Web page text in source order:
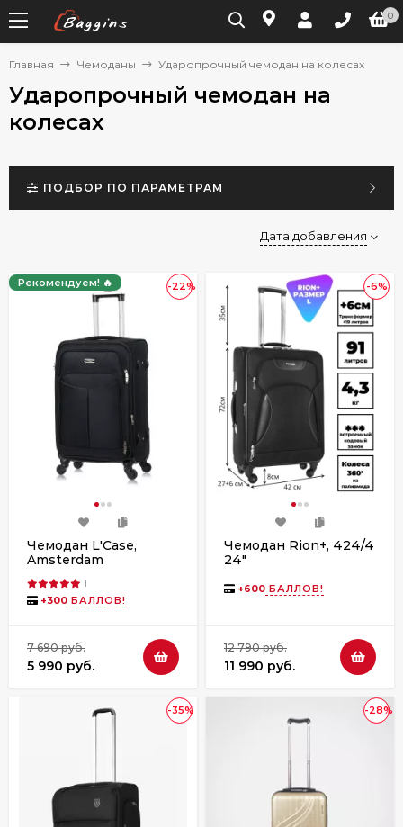
0
Главная Чемоданы Ударопрочный чемодан на колесах
Ударопрочный чемодан на
колесах
ПОДБОР ПО ПАРАМЕТРАМ
Дата добавления
-22%
Рекомендуем! 🔥
Чемодан L'Case,
Amsterdam
1
+300 БАЛЛОВ!
7 690 руб.
5 990 руб.
-6%
Чемодан Rion+, 424/4
24"
+600 БАЛЛОВ!
12 790 руб.
11 990 руб.
-35% -28%